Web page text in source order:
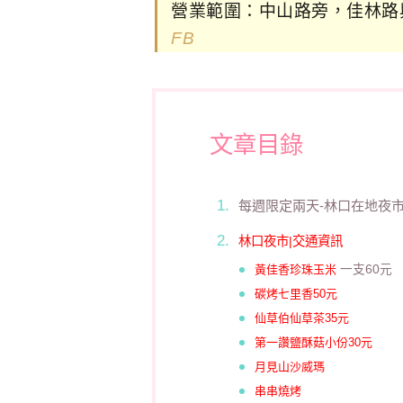
營業範圍：中山路旁，佳林
FB
文章目錄
每週限定兩天-林口在地夜
林口夜市|交通資訊
黃佳香珍珠玉米一支60元
碳烤七里香50元
仙草伯仙草茶35元
第一讚鹽酥菇小份30元
月見山沙威瑪
串串燒烤